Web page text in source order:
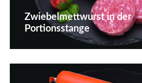
Zwiebelmettwurst in der
Portionsstange